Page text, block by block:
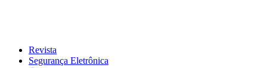
Revista
Segurança Eletrônica